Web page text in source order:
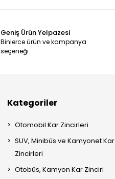
Geniş Ürün Yelpazesi
Binlerce ürün ve kampanya
seçeneği
Kategoriler
Otomobil Kar Zincirleri
SUV, Minibüs ve Kamyonet Kar
Zincirleri
Otobüs, Kamyon Kar Zinciri